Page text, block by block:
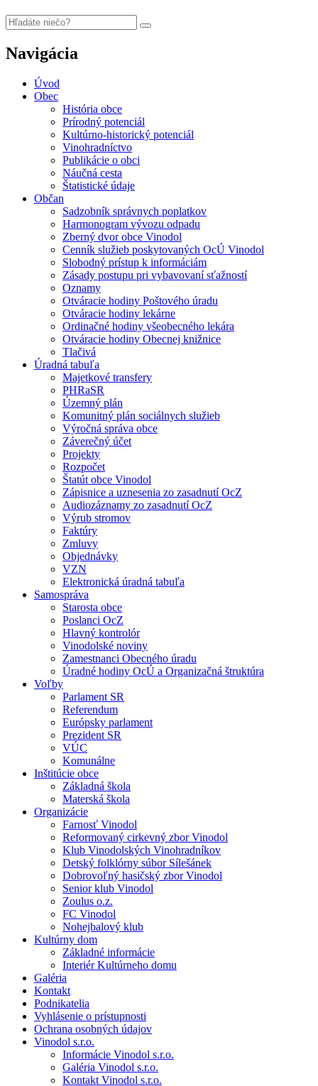
Navigácia
Úvod
Obec
História obce
Prírodný potenciál
Kultúrno-historický potenciál
Vinohradníctvo
Publikácie o obci
Náučná cesta
Štatistické údaje
Občan
Sadzobník správnych poplatkov
Harmonogram vývozu odpadu
Zberný dvor obce Vinodol
Cenník služieb poskytovaných OcÚ Vinodol
Slobodný prístup k informáciám
Zásady postupu pri vybavovaní sťažností
Oznamy
Otváracie hodiny Poštového úradu
Otváracie hodiny lekárne
Ordinačné hodiny všeobecného lekára
Otváracie hodiny Obecnej knižnice
Tlačivá
Úradná tabuľa
Majetkové transfery
PHRaSR
Územný plán
Komunitný plán sociálnych služieb
Výročná správa obce
Záverečný účet
Projekty
Rozpočet
Štatút obce Vinodol
Zápisnice a uznesenia zo zasadnutí OcZ
Audiozáznamy zo zasadnutí OcZ
Výrub stromov
Faktúry
Zmluvy
Objednávky
VZN
Elektronická úradná tabuľa
Samospráva
Starosta obce
Poslanci OcZ
Hlavný kontrolór
Vinodolské noviny
Zamestnanci Obecného úradu
Úradné hodiny OcÚ a Organizačná štruktúra
Voľby
Parlament SR
Referendum
Európsky parlament
Prezident SR
VÚC
Komunálne
Inštitúcie obce
Základná škola
Materská škola
Organizácie
Farnosť Vinodol
Reformovaný cirkevný zbor Vinodol
Klub Vinodolských Vinohradníkov
Detský folklórny súbor Sílešánek
Dobrovoľný hasičský zbor Vinodol
Senior klub Vinodol
Zoulus o.z.
FC Vinodol
Nohejbalový klub
Kultúrny dom
Základné informácie
Interiér Kultúrneho domu
Galéria
Kontakt
Podnikatelia
Vyhlásenie o prístupnosti
Ochrana osobných údajov
Vinodol s.r.o.
Informácie Vinodol s.r.o.
Galéria Vinodol s.r.o.
Kontakt Vinodol s.r.o.